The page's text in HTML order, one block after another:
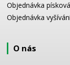
Objednávka
Objednávka
O nás